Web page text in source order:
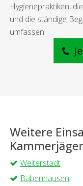
Hygienepraktiken,
und die ständige
umfassen.
Weitere
Weiterstadt
Babenhausen